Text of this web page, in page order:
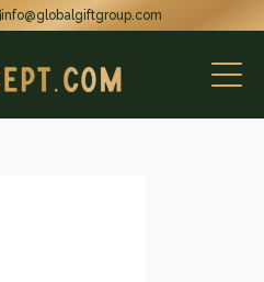
info@globalgiftgroup.com